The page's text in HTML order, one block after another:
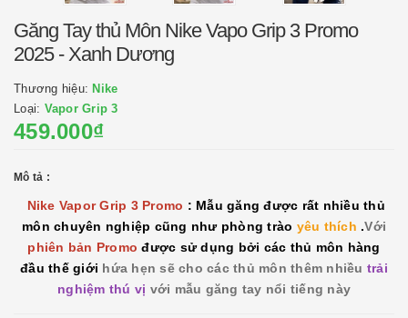
Găng Tay thủ Môn Nike Vapo Grip 3 Promo
2025 - Xanh Dương
Thương hiệu: Nike
Loại: Vapor Grip 3
459.000₫
Mô tả :
Nike Vapor Grip 3 Promo : Mẫu găng được rất nhiều thủ
môn chuyên nghiệp cũng như phòng trào yêu thích .Với
phiên bản Promođược sử dụng bởi các thủ môn hàng
đầu thế giới hứa hẹn sẽ cho các thủ môn thêm nhiều trải
nghiệm thú vị với mẫu găng tay nổi tiếng này